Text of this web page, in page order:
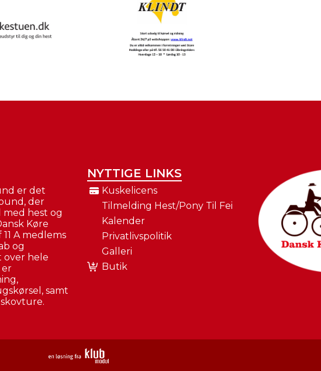
er det
der
med hest og
Køre
A medlems
og
hele
er
samt
NYTTIGE LINKS
Kuskelicens
Tilmelding Hest/pony Til Fei
Kalender
Privatlivspolitik
Galleri
Butik